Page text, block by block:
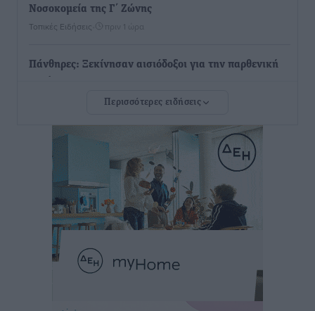
Νοσοκομεία της Γ΄ Ζώνης
Τοπικές Ειδήσεις πριν 1 ώρα
Πάνθηρες: Ξεκίνησαν αισιόδοξοι για την παρθενική
πριν 1 ώρα
Άρης Αρχαγγέλου: Στο πλευρό του άτυχου Ιάκωβου
Θωμά
Αθλητικά• πριν 1 ώρα
Φοίβος: Η μεγάλη επιστροφή του Μπρένο Σαλβατιέρα
Αθλητικά• πριν 1 ώρα
Κλεάνθης: Έτοιμες οι κάρτες διαρκείας της νέας
Περισσότερες ειδήσεις